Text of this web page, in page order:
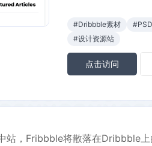
#Dribbble素材
#设计资源站
点击访问
，Fribbble将散落在Dribbble上